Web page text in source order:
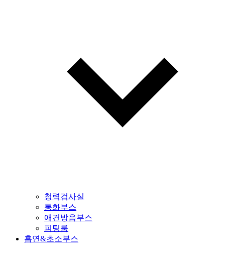
청력검사실
통화부스
애견방음부스
피팅룸
흡연&초소부스